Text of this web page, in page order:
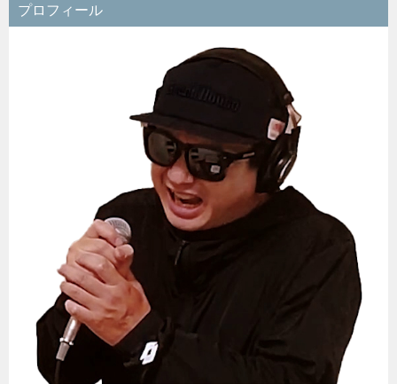
シ
プロフィール